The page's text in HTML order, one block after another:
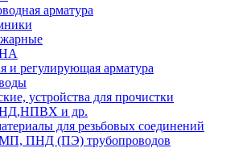
арматура
и регулирующая арматура
устройства для прочистки
и др.
для резьбовых соединений
ПНД (ПЭ) трубопроводов